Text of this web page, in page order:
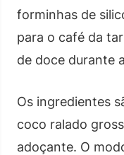
forminhas de
para o café da
de doce durante
Os ingredientes
coco ralado
adoçante. O